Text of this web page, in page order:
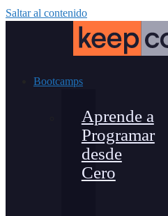
Saltar al contenido
Bootcamps
Aprende a
Programar
desde
Cero